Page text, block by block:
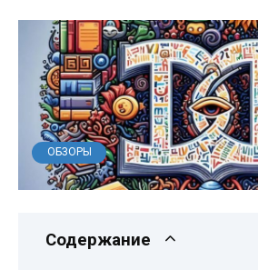
ОБЗОРЫ
Содержание